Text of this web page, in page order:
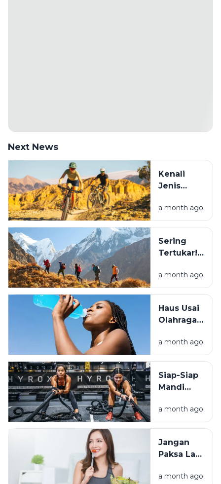
Next News
Kenali
Jenis
Sebelum
Beli: Mana
Cocok
Buat
a month ago
Sering
Tertukar!
Perbedaan
Hiking dan
yang
Wajib
a month ago
Haus Usai
Olahraga?
Beda Air
Biasa dan
Elektrolit
a month ago
Siap-Siap
Mandi
Ini Alasan
Kenapa
Menjadi
Populer
a month ago
Jangan
Paksa Lari
Lapar!
a month ago